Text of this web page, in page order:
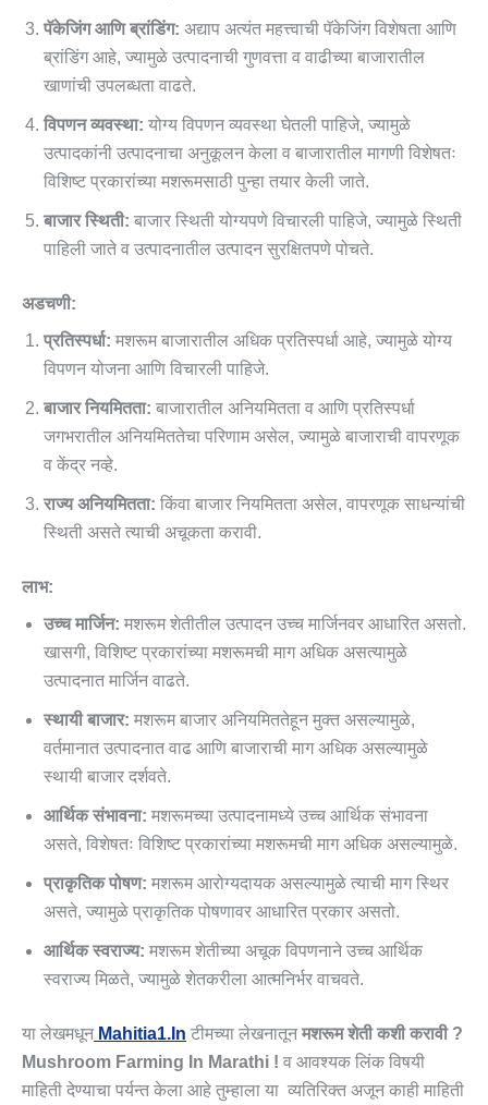
पॅकेजिंग आणि ब्रांडिंग: अद्याप अत्यंत महत्त्वाची पॅकेजिंग विशेषता आणि
ब्रांडिंग आहे, ज्यामुळे उत्पादनाची गुणवत्ता व वाढीच्या बाजारातील
खाणांची उपलब्धता वाढते.
विपणन व्यवस्था: योग्य विपणन व्यवस्था घेतली पाहिजे, ज्यामुळे
उत्पादकांनी उत्पादनाचा अनुकूलन केला व बाजारातील मागणी विशेषतः
विशिष्ट प्रकारांच्या मशरूमसाठी पुन्हा तयार केली जाते.
बाजार स्थिती: बाजार स्थिती योग्यपणे विचारली पाहिजे, ज्यामुळे स्थिती
पाहिली जाते व उत्पादनातील उत्पादन सुरक्षितपणे पोचते.
अडचणी:
प्रतिस्पर्धा: मशरूम बाजारातील अधिक प्रतिस्पर्धा आहे, ज्यामुळे योग्य
विपणन योजना आणि विचारली पाहिजे.
बाजार नियमितता: बाजारातील अनियमितता व आणि प्रतिस्पर्धा
जगभरातील अनियमिततेचा परिणाम असेल, ज्यामुळे बाजाराची वापरणूक
व केंद्र नव्हे.
राज्य अनियमितता: किंवा बाजार नियमितता असेल, वापरणूक साधन्यांची
स्थिती असते त्याची अचूकता करावी.
लाभ:
उच्च मार्जिन: मशरूम शेतीतील उत्पादन उच्च मार्जिनवर आधारित असतो.
खासगी, विशिष्ट प्रकारांच्या मशरूमची माग अधिक असत्यामुळे
उत्पादनात मार्जिन वाढते.
स्थायी बाजार: मशरूम बाजार अनियमिततेहून मुक्त असल्यामुळे,
वर्तमानात उत्पादनात वाढ आणि बाजाराची माग अधिक असल्यामुळे
स्थायी बाजार दर्शवते.
आर्थिक संभावना: मशरूमच्या उत्पादनामध्ये उच्च आर्थिक संभावना
असते, विशेषतः विशिष्ट प्रकारांच्या मशरूमची माग अधिक असल्यामुळे.
प्राकृतिक पोषण: मशरूम आरोग्यदायक असल्यामुळे त्याची माग स्थिर
असते, ज्यामुळे प्राकृतिक पोषणावर आधारित प्रकार असतो.
आर्थिक स्वराज्य: मशरूम शेतीच्या अचूक विपणनाने उच्च आर्थिक
स्वराज्य मिळते, ज्यामुळे शेतकरीला आत्मनिर्भर वाचवते.
या लेखमधून Mahitia1.in टीमच्या लेखनातूनमशरूम शेती कशी करावी ?
Mushroom Farming In Marathi ! व आवश्यक लिंक विषयी
माहिती देण्याचा पर्यन्त केला आहे तुम्हाला या व्यतिरिक्त अजून काही माहिती